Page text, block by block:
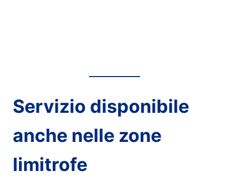
Servizio disponibile
anche nelle zone
limitrofe